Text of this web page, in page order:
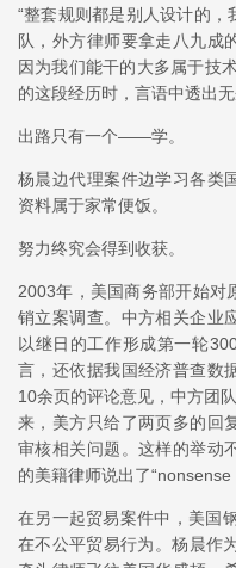
“整套规则都是别人设计的
队，外方律师要拿走八九成
因为我们能干的大多属于技
的这段经历时，言语中透出无
出路只有一个——学。
杨晨边代理案件边学习各类
资料属于家常便饭。
努力终究会得到收获。
2003年，美国商务部开始对
销立案调查。中方相关企业
以继日的工作形成第一轮
言，还依据我国经济普查数
10余页的评论意见，中方团
来，美方只给了两页多的回
审核相关问题。这样的举动
的美籍律师说出了“nonsense
在另一起贸易案件中，美国
在不公平贸易行为。杨晨作